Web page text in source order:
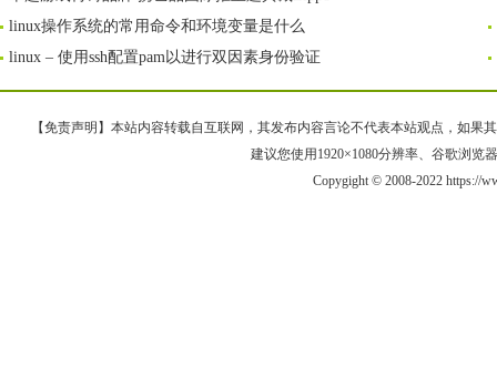
linux操作系统的常用命令和环境变量是什么
linux – 使用ssh配置pam以进行双因素身份验证
【免责声明】本站内容转载自互联网，其发布内容言论不代表本站观点，如果
建议您使用1920×1080分辨率、谷歌浏览
Copygight © 2008-2022 https://